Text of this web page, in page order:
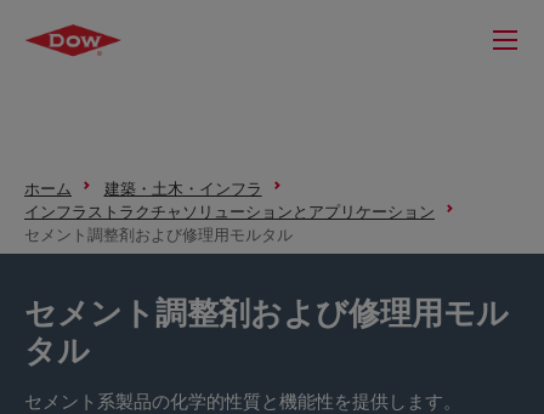
ホーム
建築・土木・インフラ
インフラストラクチャソリューションとアプリケーション
セメント調整剤および修理用モルタル
セメント調整剤および修理用モル
タル
セメント系製品の化学的性質と機能性を提供します。